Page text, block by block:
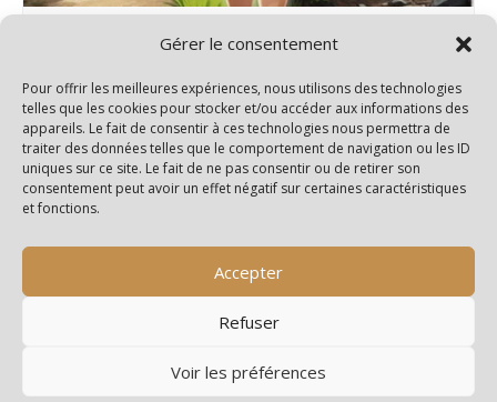
Gérer le consentement
Pour offrir les meilleures expériences, nous utilisons des technologies
telles que les cookies pour stocker et/ou accéder aux informations des
appareils. Le fait de consentir à ces technologies nous permettra de
traiter des données telles que le comportement de navigation ou les ID
uniques sur ce site. Le fait de ne pas consentir ou de retirer son
consentement peut avoir un effet négatif sur certaines caractéristiques
et fonctions.
Accepter
Refuser
Voir les préférences
Rando 2 niveaux – Salignac/Charente
15 septembre@14h00 18h00
Rando Santé Rando 3 niveaux – Saint Maigrin